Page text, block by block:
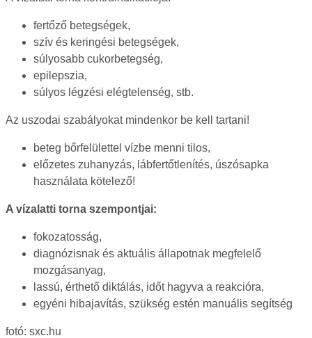
fertőző betegségek,
szív és keringési betegségek,
súlyosabb cukorbetegség,
epilepszia,
súlyos légzési elégtelenség, stb.
Az uszodai szabályokat mindenkor be kell tartani!
beteg bőrfelülettel vízbe menni tilos,
előzetes zuhanyzás, lábfertőtlenítés, úszósapka
használata kötelező!
A vízalatti torna szempontjai:
fokozatosság,
diagnózisnak és aktuális állapotnak megfelelő
mozgásanyag,
lassú, érthető diktálás, időt hagyva a reakcióra,
egyéni hibajavítás, szükség estén manuális segítség
fotó: sxc.hu